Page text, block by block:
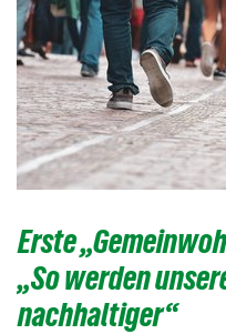
Erste
„So werden
nachhaltiger“